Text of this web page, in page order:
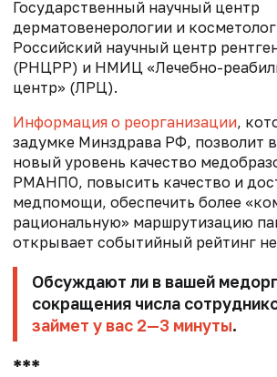
Государственный научный центр
дерматовенерологии и
Российский научный центр
(РНЦРР) и НМИЦ «Лечебно-
центр» (ЛРЦ).
Информация о реорганизации,
задумке Минздрава РФ, позволит
новый уровень качество
РМАНПО, повысить качество и
медпомощи, обеспечить более
рациональную» маршрутизацию
открывает событийный рейтинг
Обсуждают ли в вашей
сокращения числа
займет у вас 2—3 минуты.
***